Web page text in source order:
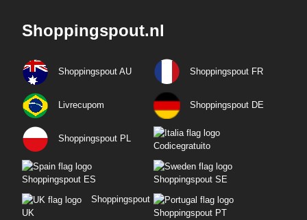
Shoppingspout.nl
Shoppingspout AU Shoppingspout FR
Livrecupom Shoppingspout DE
Shoppingspout PL
Codicegratuito
Shoppingspout ES
Shoppingspout SE
Shoppingspout
UK
Shoppingspout PT